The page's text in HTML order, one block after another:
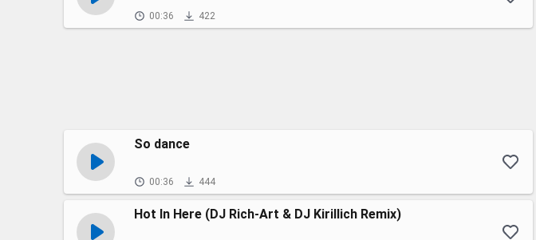
00:36 422
So dance
00:36 444
Hot In Here (DJ Rich-Art & DJ Kirillich Remix)